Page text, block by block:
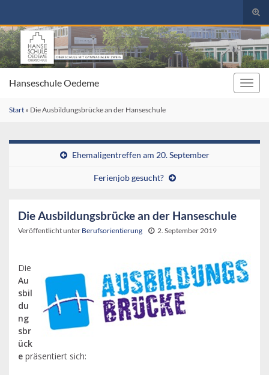
Search for:
Hanseschule Oedeme
Start » Die Ausbildungsbrücke an der Hanseschule
Ehemaligentreffen am 20. September
Ferienjob gesucht?
Die Ausbildungsbrücke an der Hanseschule
Veröffentlicht unter Berufsorientierung 2. September 2019
Die
Au
sbil
du
ng
sbr
ück
e präsentiert sich: